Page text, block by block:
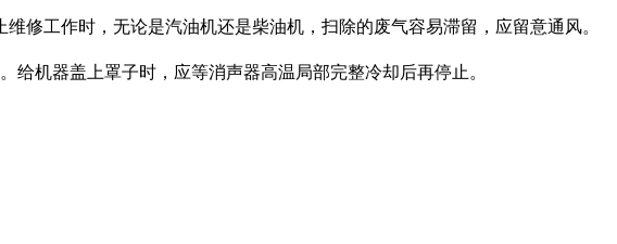
维修工作时，无论是汽油机还是柴油机，扫除的废气容易滞留，应留意通风。
给机器盖上罩子时，应等消声器高温局部完整冷却后再停止。